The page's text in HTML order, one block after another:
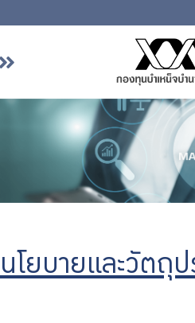
หน้าหลัก
เกี่ยวกับ กบข.
รายงานผลการดำเนินงาน
นโยบายและวัตถุป